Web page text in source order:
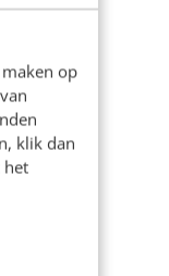
op
klik dan
het